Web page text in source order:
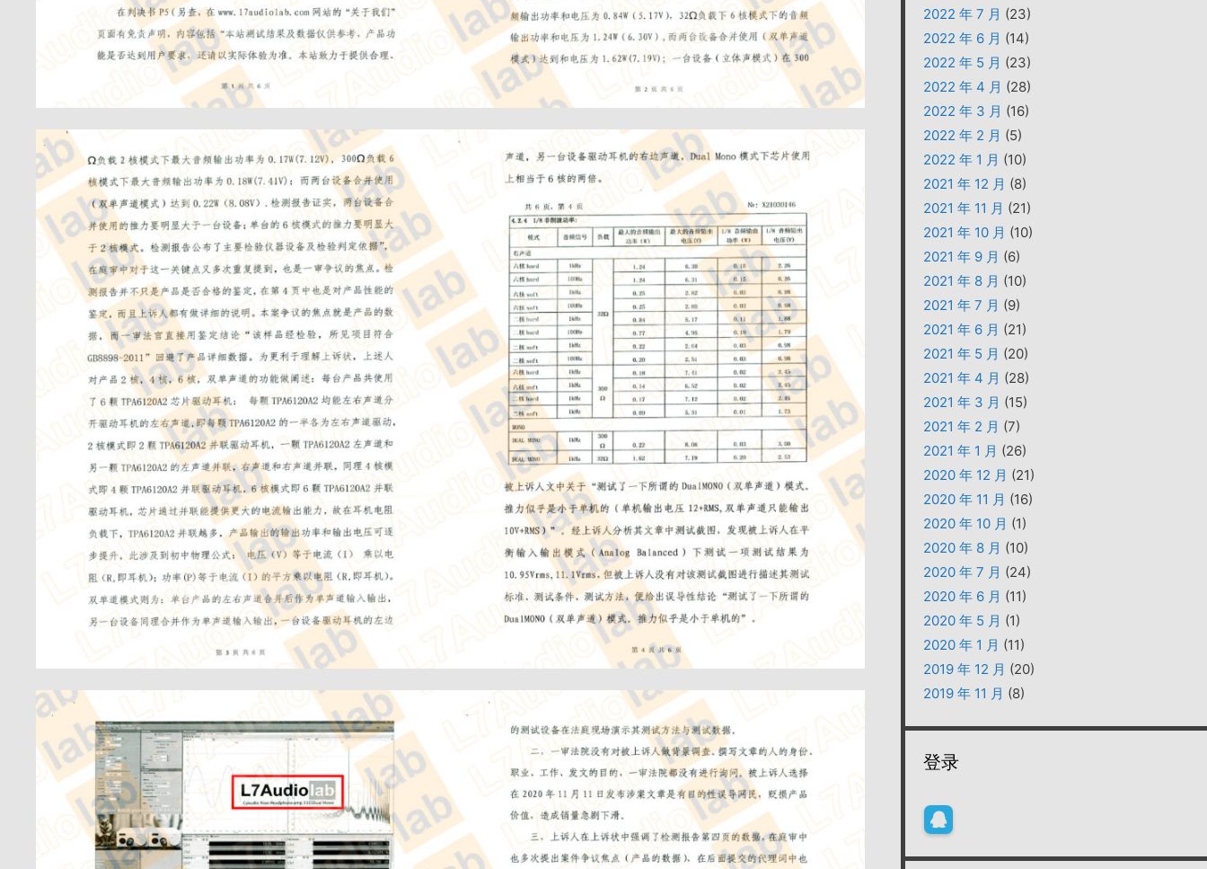
2022 年 7 月 (23)
2022 年 6 月 (14)
2022 年 5 月 (23)
2022 年 4 月 (28)
2022 年 3 月 (16)
2022 年 2 月 (5)
2022 年 1 月 (10)
2021 年 12 月 (8)
2021 年 11 月 (21)
2021 年 10 月 (10)
2021 年 9 月 (6)
2021 年 8 月 (10)
2021 年 7 月 (9)
2021 年 6 月 (21)
2021 年 5 月 (20)
2021 年 4 月 (28)
2021 年 3 月 (15)
2021 年 2 月 (7)
2021 年 1 月 (26)
2020 年 12 月 (21)
2020 年 11 月 (16)
2020 年 10 月 (1)
2020 年 8 月 (10)
2020 年 7 月 (24)
2020 年 6 月 (11)
2020 年 5 月 (1)
2020 年 1 月 (11)
2019 年 12 月 (20)
2019 年 11 月 (8)
登录